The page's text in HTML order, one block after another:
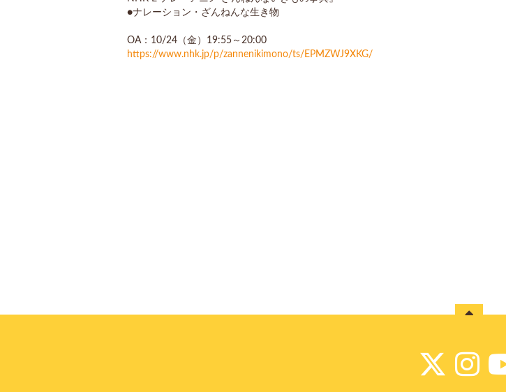
●ナレーション・ざんねんな生き物
OA：10/24（金）19:55～20:00
https://www.nhk.jp/p/zannenikimono/ts/EPMZWJ9XKG/